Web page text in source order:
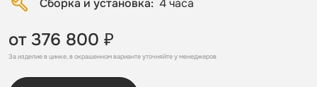
Сборка и установка 4 часа
от 376 800 ₽
За изделие в цинке, в окрашенном варианте уточняйте у менеджеров